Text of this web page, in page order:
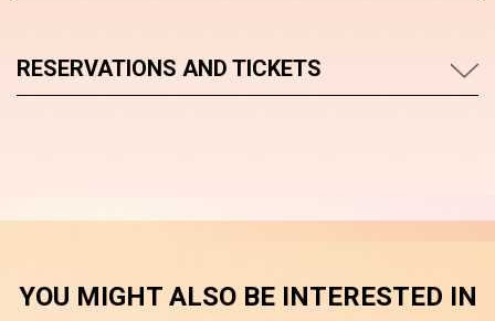
RESERVATIONS AND TICKETS
YOU MIGHT ALSO BE INTERESTED IN